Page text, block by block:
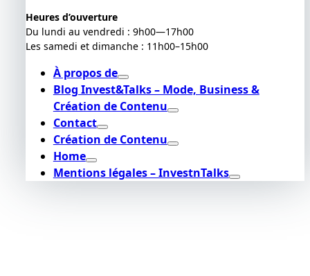
Heures d’ouverture
Du lundi au vendredi : 9h00—17h00
Les samedi et dimanche : 11h00–15h00
À propos de
Blog Invest&Talks – Mode, Business &
Création de Contenu
Contact
Création de Contenu
Home
Mentions légales – InvestnTalks